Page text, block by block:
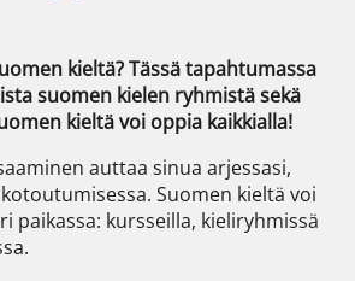
kieltä? Tässä tapahtumassa
suomen kielen ryhmistä sekä
kieltä voi oppia kaikkialla!
auttaa sinua arjessasi,
Suomen kieltä voi
paikassa: kursseilla, kieliryhmissä